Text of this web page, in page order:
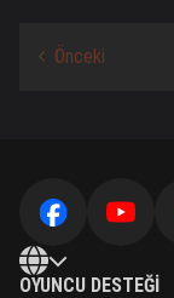
OYUNCU DESTEĞI